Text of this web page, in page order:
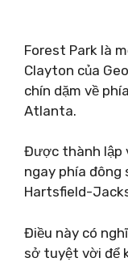
Forest Park là
Clayton của
chín dặm về
Atlanta.
Được thành lập
ngay phía đông
Hartsfield-
Điều này có
sở tuyệt vời để